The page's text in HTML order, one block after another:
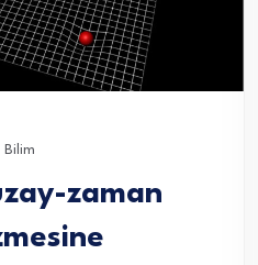
Bilim
zaman